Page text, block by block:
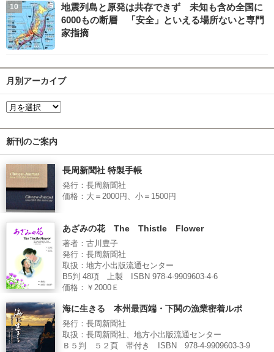
地震列島と原発は共存できず 未知も含め全国に
6000もの断層 「安全」といえる場所ないと専門
家指摘
月別アーカイブ
新刊のご案内
長周新聞社 特製手帳
発行：長周新聞社
価格：大＝2000円、小＝1500円
あざみの花 The Thistle Flower
著者：古川豊子
発行：長周新聞社
取扱：地方小出版流通センター
B5判 48項 上製 ISBN 978-4-9909603-4-6
価格：￥2000Ｅ
海に生きる 本州最西端・下関の漁業密着ルポ
発行：長周新聞社
取扱：長周新聞社、地方小出版流通センター
Ｂ５判 ５２頁 帯付き ISBN 978-4-9909603-3-9